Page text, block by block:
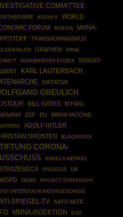
COMMITTEE
ASPHYX
WORLD
FORUM
RUSSIA
MRNA-
TRANSHUMANISMUS
GRAPHEN
ARNE
NÜRNBERGER KODEX
SERGEY
KARL LAUTERBACH
DIKTATUR
GREULICH
BILL GATES
BITWIG
ZDF EU MRNA VACCINE
ADOLF HITLER
DROSTEN BLACKROCK
CORONA-
ANGELA MERKEL
PROZESS UK
DEMO
PROJECT DARKKNIGHT
UNTERSUCHUNGSAUSSCHUSS
SPIEGEL-TV NATO AKTE
MRNA-INJEKTION EVD